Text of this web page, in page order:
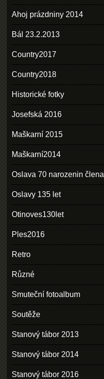
Ahoj prázdniny 2014
Bál 23.2.2013
Country2017
Country2018
Historické fotky
Josefská 2016
Maškarní 2015
Maškarní2014
Oslava 70 narozenin člena
Oslavy 135 let
Otinoves130let
Ples2016
Retro
Různé
Smuteční fotoalbum
Soutěže
Stanový tábor 2013
Stanový tábor 2014
Stanový tábor 2016